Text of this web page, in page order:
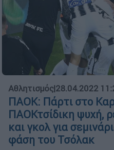
Αθλητισμός|28.04.2022
ΠΑΟΚ: Πάρτι στο
ΠΑΟΚτσίδικη ψυχή,
και γκολ για
φάση του Τσόλακ